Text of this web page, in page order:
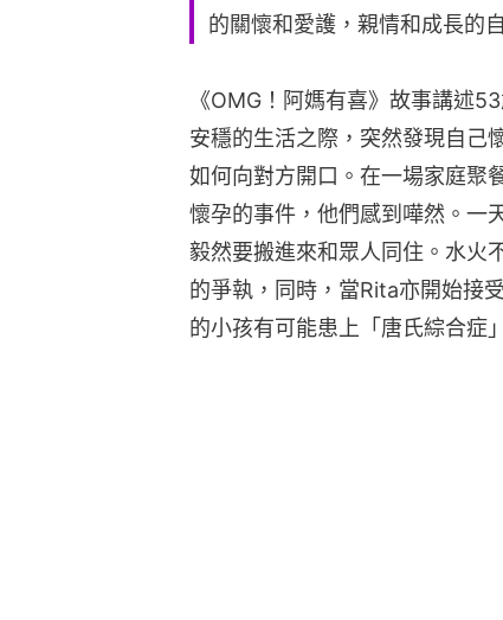
的關懷和愛護，親情和成長的
《OMG！阿媽有喜》故事講述
安穩的生活之際，突然發現自己
如何向對方開口。在一場家庭聚
懷孕的事件，他們感到嘩然。一
毅然要搬進來和眾人同住。水火
的爭執，同時，當Rita亦開始接
的小孩有可能患上「唐氏綜合症